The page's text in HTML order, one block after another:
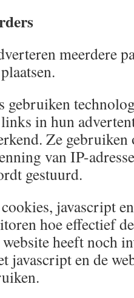
meerdere
gebruiken
in hun
Ze gebruiken
van IP-
gestuurd.
javascript
hoe effectief
heeft noch
javascript en de